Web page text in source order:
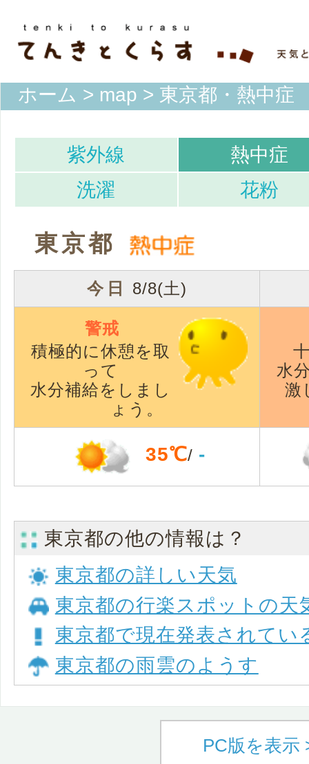
ホーム > map > 東京都・熱中症
紫外線
熱中症
洗濯
花粉
東京都
今日 8/8(土)
警戒
積極的に休憩を取
って
水分補給をしまし
ょう。
水
激
35℃/ -
東京都の他の情報は？
東京都の詳しい天気
東京都の行楽スポットの天
東京都で現在発表されてい
東京都の雨雲のようす
PC版を表示